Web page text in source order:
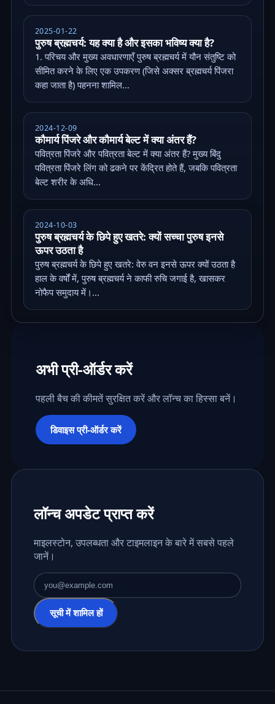
2025-01-22
पुरुष ब्रह्मचर्य: यह क्या है और इसका भविष्य क्या है?
1. परिचय और मुख्य अवधारणाएँ पुरुष ब्रह्मचर्य में यौन संतुष्टि को
सीमित करने के लिए एक उपकरण (जिसे अक्सर ब्रह्मचर्य पिंजरा
कहा जाता है) पहनना शामिल...
2024-12-09
कौमार्य पिंजरे और कौमार्य बेल्ट में क्या अंतर हैं?
पवित्रता पिंजरे और पवित्रता बेल्ट में क्या अंतर हैं? मुख्य बिंदु
पवित्रता पिंजरे लिंग को ढकने पर केंद्रित होते हैं, जबकि पवित्रता
बेल्ट शरीर के अधि...
2024-10-03
पुरुष ब्रह्मचर्य के छिपे हुए खतरे: क्यों सच्चा पुरुष इनसे
ऊपर उठता है
पुरुष ब्रह्मचर्य के छिपे हुए खतरे: वेरु वन इनसे ऊपर क्यों उठता है
हाल के वर्षों में, पुरुष ब्रह्मचर्य ने काफी रुचि जगाई है, खासकर
नोफैप समुदाय में।...
अभी प्री-ऑर्डर करें
पहली बैच की कीमतें सुरक्षित करें और लॉन्च का हिस्सा बनें।
डिवाइस प्री-ऑर्डर करें
लॉन्च अपडेट प्राप्त करें
माइलस्टोन, उपलब्धता और टाइमलाइन के बारे में सबसे पहले
जानें।
ईमेल पतासूची में शामिल हों